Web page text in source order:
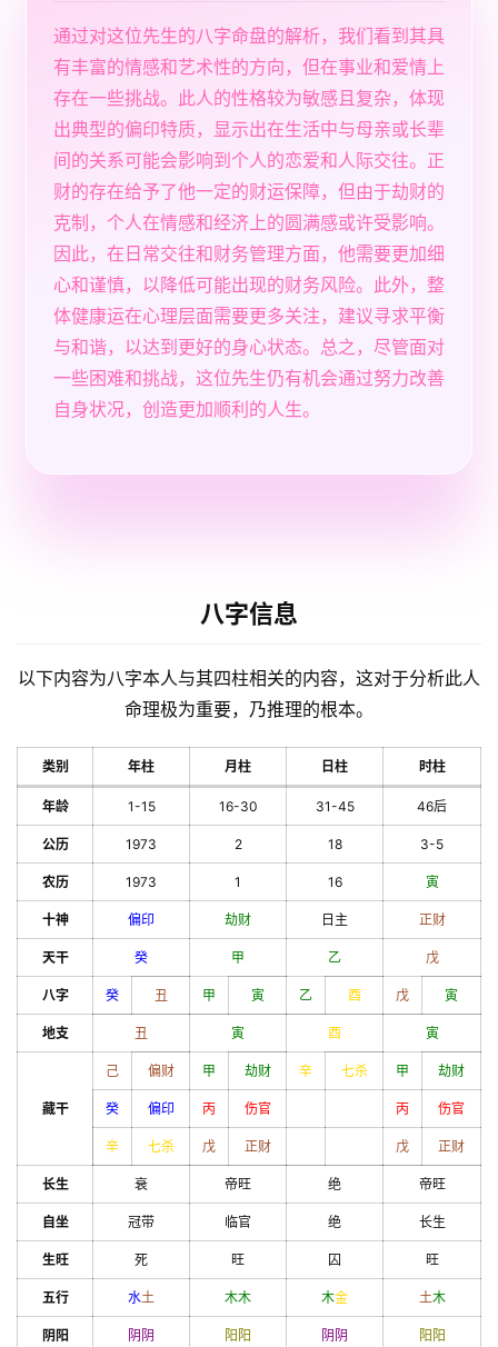
通过对这位先生的八字命盘的解析，我们看到其具
有丰富的情感和艺术性的方向，但在事业和爱情上
存在一些挑战。此人的性格较为敏感且复杂，体现
出典型的偏印特质，显示出在生活中与母亲或长辈
间的关系可能会影响到个人的恋爱和人际交往。正
财的存在给予了他一定的财运保障，但由于劫财的
克制，个人在情感和经济上的圆满感或许受影响。
因此，在日常交往和财务管理方面，他需要更加细
心和谨慎，以降低可能出现的财务风险。此外，整
体健康运在心理层面需要更多关注，建议寻求平衡
与和谐，以达到更好的身心状态。总之，尽管面对
一些困难和挑战，这位先生仍有机会通过努力改善
自身状况，创造更加顺利的人生。
八字信息
以下内容为八字本人与其四柱相关的内容，这对于分析此人
命理极为重要，乃推理的根本。
类别 年柱 月柱 日柱 时柱
年龄 1-15 16-30 31-45 46后
公历 1973 2 18 3-5
农历 1973 1 16 寅
十神 偏印 劫财 日主 正财
天干 癸 甲 乙 戊
八字 癸 丑 甲 寅 乙 酉 戊 寅
地支 丑 寅 酉 寅
藏干
己 偏财 甲 劫财 辛 七杀 甲 劫财
癸 偏印 丙 伤官 丙 伤官
辛 七杀 戊 正财 戊 正财
长生 衰 帝旺 绝 帝旺
自坐 冠带 临官 绝 长生
生旺 死 旺 囚 旺
五行 水土 木木 木金 土木
阴阳 阴 阴 阳 阳 阴 阴 阳 阳